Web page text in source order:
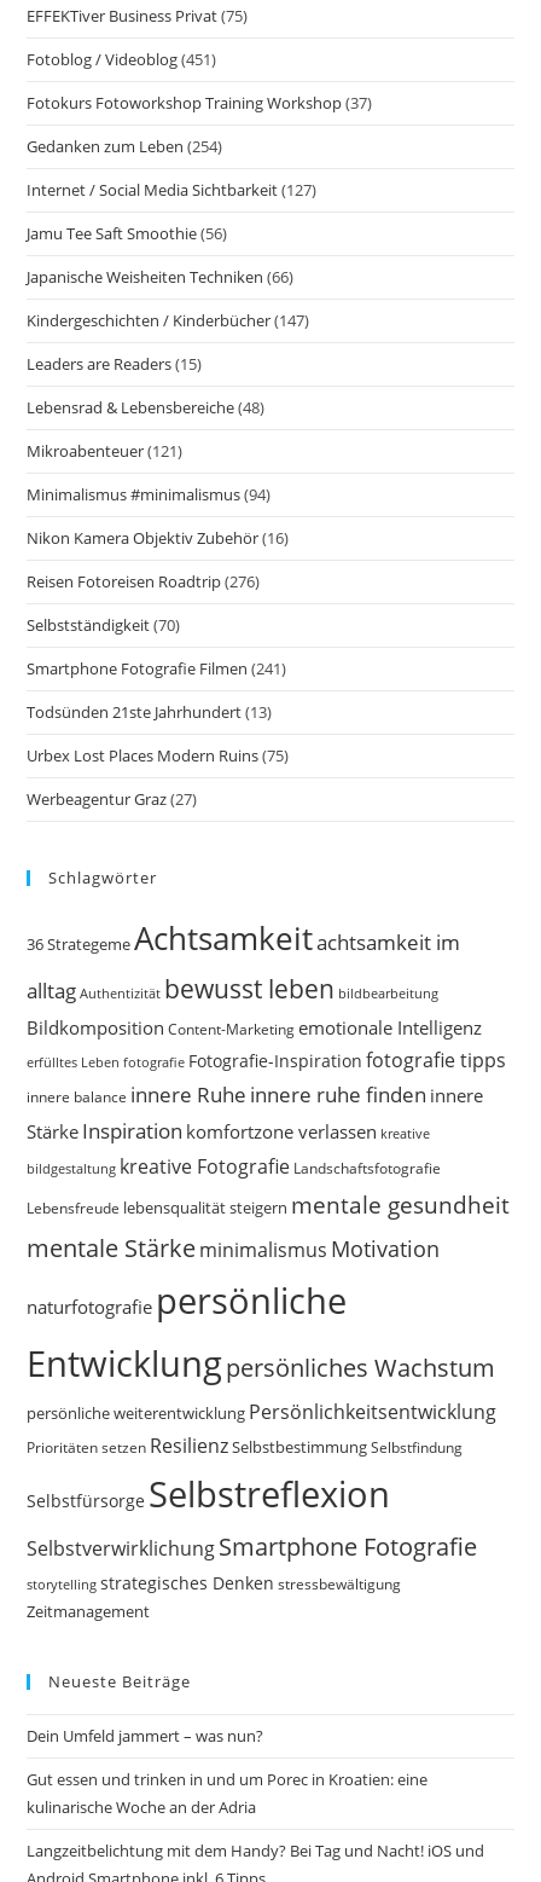
EFFEKTiver Business Privat(75)
Fotoblog / Videoblog(451)
Fotokurs Fotoworkshop Training Workshop(37)
Gedanken zum Leben (254)
Internet / Social Media Sichtbarkeit(127)
Jamu Tee Saft Smoothie(56)
Japanische Weisheiten Techniken (66)
Kindergeschichten / Kinderbücher(147)
Leaders are Readers(15)
Lebensrad & Lebensbereiche(48)
Mikroabenteuer(121)
Minimalismus #minimalismus(94)
Nikon Kamera Objektiv Zubehör(16)
Reisen Fotoreisen Roadtrip(276)
Selbstständigkeit(70)
Smartphone Fotografie Filmen (241)
Todsünden 21ste Jahrhundert(13)
Urbex Lost Places Modern Ruins(75)
Werbeagentur Graz(27)
Schlagwörter
36 StrategemeAchtsamkeitachtsamkeit im
alltag Authentizität bewusst leben bildbearbeitung
Bildkomposition Content-Marketing emotionale Intelligenz
erfülltes Leben fotografie Fotografie-Inspiration fotografie tipps
innere balance innere Ruhe innere ruhe finden innere
Stärke Inspiration komfortzone verlassen kreative
bildgestaltung kreative Fotografie Landschaftsfotografie
Lebensfreude lebensqualität steigern mentale gesundheit
mentale Stärkeminimalismus Motivation
naturfotografie persönliche
Entwicklungpersönliches Wachstum
persönliche weiterentwicklung Persönlichkeitsentwicklung
Prioritäten setzen ResilienzSelbstbestimmung Selbstfindung
Selbstfürsorge Selbstreflexion
SelbstverwirklichungSmartphone Fotografie
storytelling strategisches Denken stressbewältigung
Zeitmanagement
Neueste Beiträge
Dein Umfeld jammert – was nun?
Gut essen und trinken in und um Porec in Kroatien: eine
kulinarische Woche an der Adria
Langzeitbelichtung mit dem Handy? Bei Tag und Nacht! iOS und